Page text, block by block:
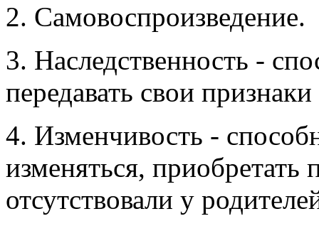
2. Самовоспроизведение.
3. Наследственность -
передавать свои
4. Изменчивость -
изменяться, приобретать
отсутствовали у